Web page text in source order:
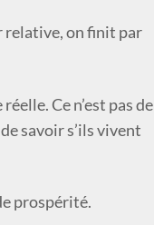
relative, on finit par
Ce n’est pas de
savoir s’ils vivent
prospérité.